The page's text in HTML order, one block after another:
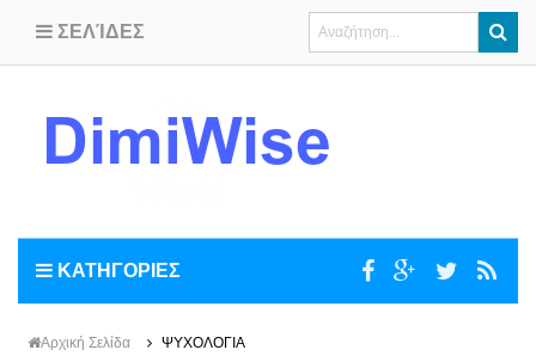
ΣΕΛΊΔΕΣ
ΚΑΤΗΓΟΡΙΕΣ
Αρχική Σελίδα
ΨΥΧΟΛΟΓΙΑ